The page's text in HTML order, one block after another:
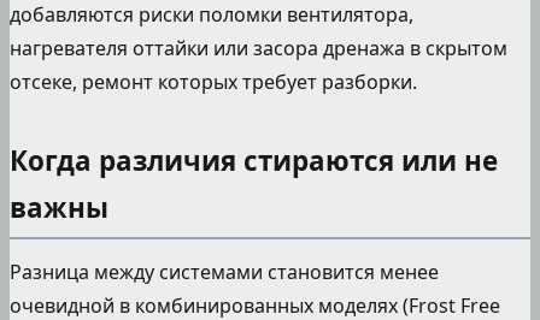
добавляются риски поломки вентилятора,
нагревателя оттайки или засора дренажа в скрытом
отсеке, ремонт которых требует разборки.
Когда различия стираются или не
важны
Разница между системами становится менее
очевидной в комбинированных моделях (Frost Free